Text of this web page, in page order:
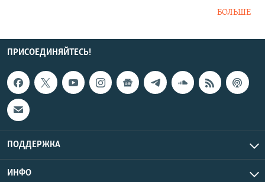
БОЛЬШЕ
ПРИСОЕДИНЯЙТЕСЬ!
ПОДДЕРЖКА
ИНФО